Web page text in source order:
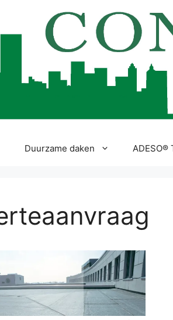
Duurzame daken ADESO®